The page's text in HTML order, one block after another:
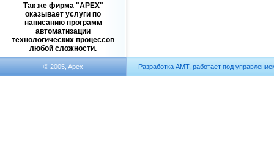
Так же фирма
APEX
оказывает услуги по
написанию программ
автоматизации
технологических процессов
любой сложности.
© 2005, Apex Разработка АМТ, работает под